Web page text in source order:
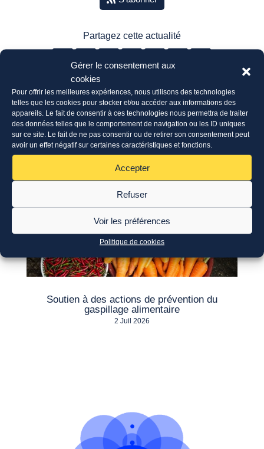
Gérer le consentement aux
cookies
Pour offrir les meilleures expériences, nous utilisons des technologies
telles que les cookies pour stocker et/ou accéder aux informations des
appareils. Le fait de consentir à ces technologies nous permettra de traiter
des données telles que le comportement de navigation ou les ID uniques
sur ce site. Le fait de ne pas consentir ou de retirer son consentement peut
avoir un effet négatif sur certaines caractéristiques et fonctions.
Accepter
Refuser
Voir les préférences
Politique de cookies
Partagez cette actualité
Les autres actualités
Soutien à des actions de prévention du
gaspillage alimentaire
2 Juil 2026